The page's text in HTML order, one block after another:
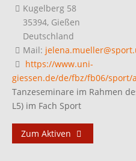
Kugelberg 58
35394, Gießen
Deutschland
Mail:
https://www.uni-
giessen.de/de/fbz/fb06/
Tanzeseminare im Rahmen
L5) im Fach Sport
Zum Aktiven